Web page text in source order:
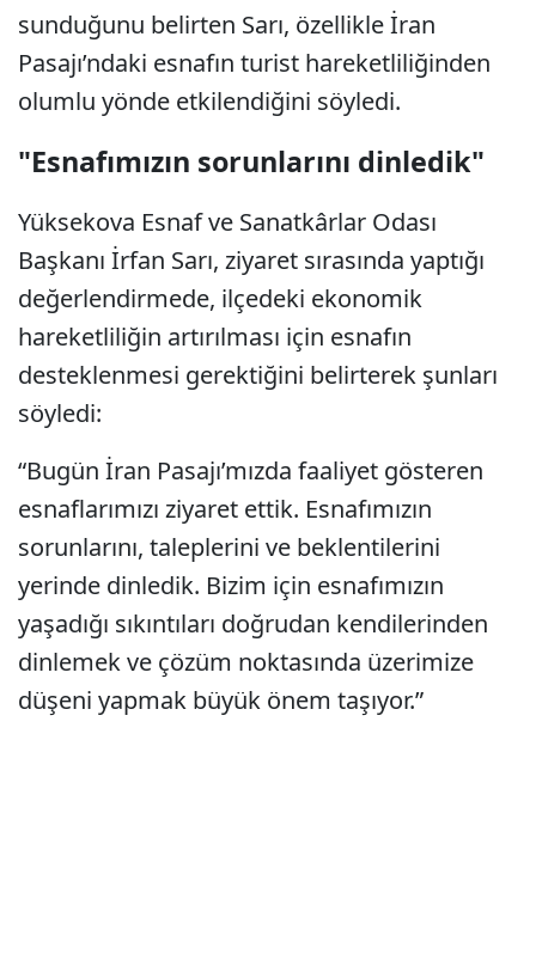
sunduğunu belirten Sarı, özellikle İran
Pasajı’ndaki esnafın turist hareketliliğinden
olumlu yönde etkilendiğini söyledi.
"Esnafımızın sorunlarını dinledik"
Yüksekova Esnaf ve Sanatkârlar Odası
Başkanı İrfan Sarı, ziyaret sırasında yaptığı
değerlendirmede, ilçedeki ekonomik
hareketliliğin artırılması için esnafın
desteklenmesi gerektiğini belirterek şunları
söyledi:
“Bugün İran Pasajı’mızda faaliyet gösteren
esnaflarımızı ziyaret ettik. Esnafımızın
sorunlarını, taleplerini ve beklentilerini
yerinde dinledik. Bizim için esnafımızın
yaşadığı sıkıntıları doğrudan kendilerinden
dinlemek ve çözüm noktasında üzerimize
düşeni yapmak büyük önem taşıyor.”